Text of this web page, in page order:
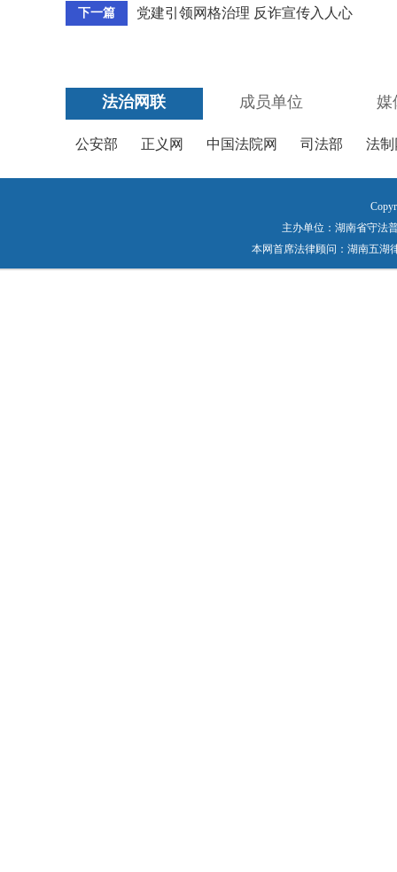
下一篇 党建引领网格治理 反诈宣传入人心
法治网联 成员单位 媒
公安部 正义网 中国法院网 司法部 法制
主办单位：湖南省守法
本网首席法律顾问：湖南五湖